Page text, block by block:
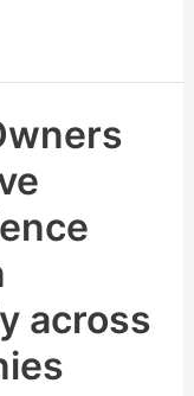
across